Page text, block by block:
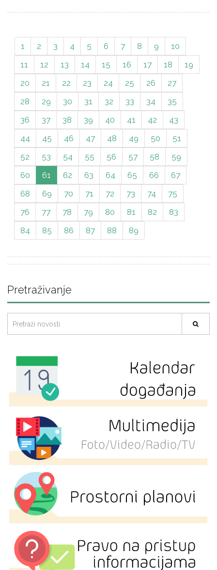
1 2 3 4 5 6 7 8 9
10
11
12 13 14 15 16 17 18
19
20
21 22 23 24 25 26
27
28
29 30 31 32 33 34
35
36
37 38 39 40 41 42
43
44
45 46 47 48 49 50
51
52
53 54 55 56 57 58
59
60
61 62 63 64 65 66
67
68
69 70 71 72 73 74
75
76
77 78 79 80 81 82
83
84
85 86 87 88 89
Pretraživanje